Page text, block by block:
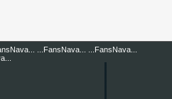
...FansNava... ...FansNava...